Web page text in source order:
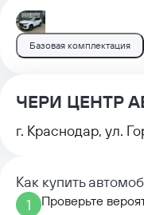
Базовая комплектация
ЧЕРИ ЦЕНТР
г. Краснодар, ул.
Как купить
1
Проверьте